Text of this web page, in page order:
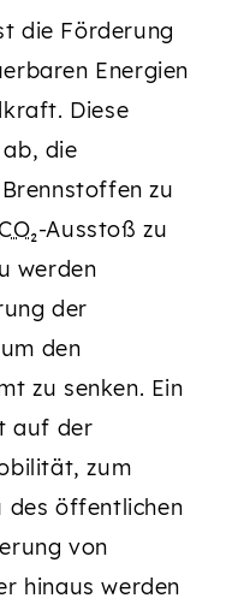
die Förderung
Energien
Diese
die
zu
-Ausstoß zu
werden
der
den
zu senken. Ein
auf der
zum
des öffentlichen
von
hinaus werden